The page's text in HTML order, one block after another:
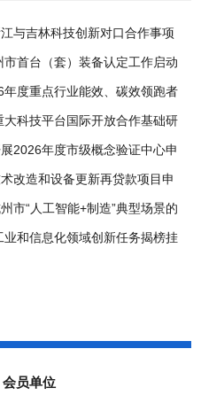
与吉林科技创新对口合作事项
市首台（套）装备认定工作启动
年度重点行业能效、碳效领跑者
大科技平台国际开放合作基础研
2026年度市级概念验证中心申
改造和设备更新再贷款项目申
市“人工智能+制造”典型场景的
业和信息化领域创新任务揭榜挂
会员单位